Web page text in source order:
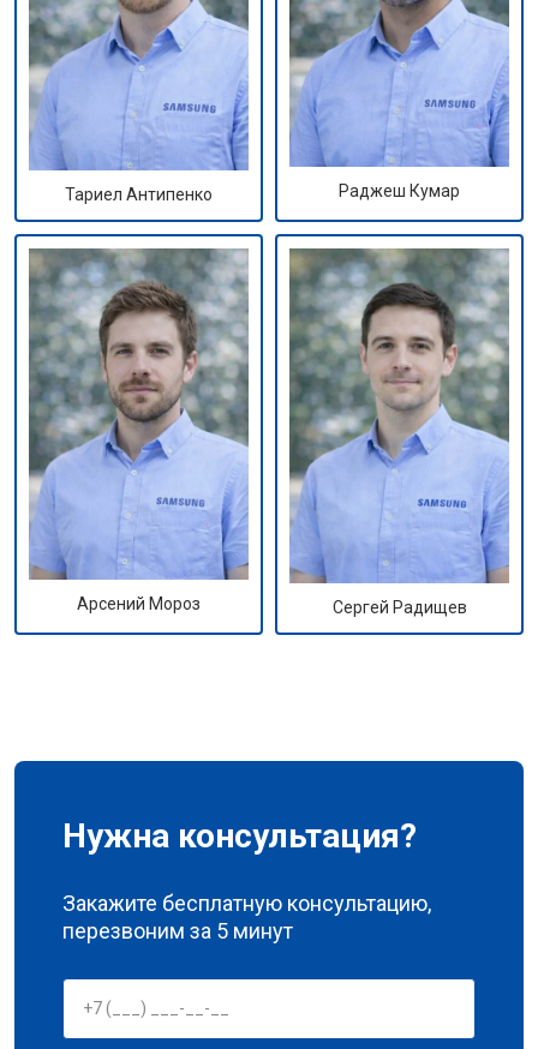
Тариел Антипенко Раджеш Кумар
Арсений Мороз Сергей Радищев
Нужна консультация?
Закажите бесплатную консультацию,
перезвоним за 5 минут